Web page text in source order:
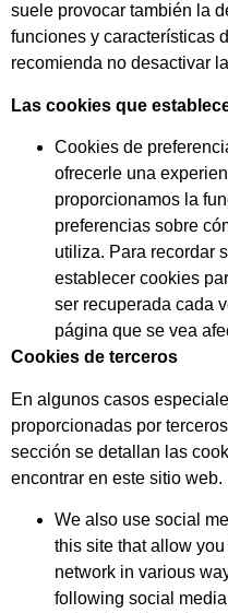
suele provocar también la
funciones y características
recomienda no desactivar
Las cookies que
Cookies de
ofrecerle una
proporcionamos la
preferencias sobre
utiliza. Para recordar
establecer cookies
ser recuperada cada
página que se vea
Cookies de terceros
En algunos casos
proporcionadas por
sección se detallan las
encontrar en este sitio web.
We also use social
this site that allow
network in various
following social